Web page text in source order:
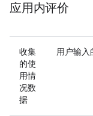
应用内评价
收集
的使
用情
况数
据
用户输入